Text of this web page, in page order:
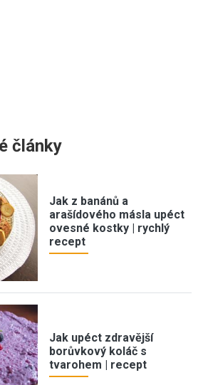
články
Jak z banánů a
arašídového másla upéct
ovesné kostky | rychlý
recept
Jak upéct zdravější
borůvkový koláč s
tvarohem | recept